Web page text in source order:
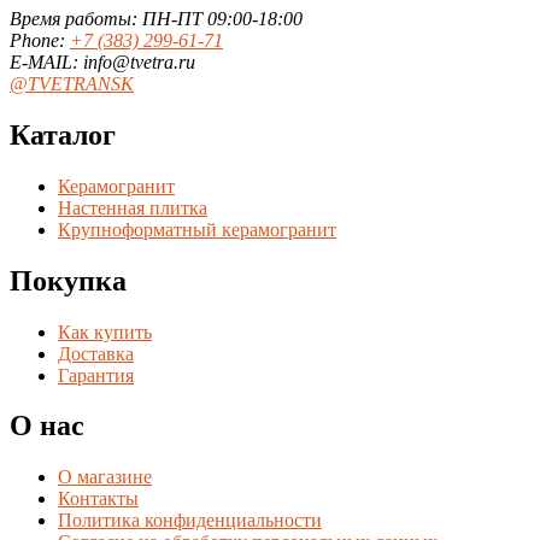
Время работы: ПН-ПТ 09:00-18:00
Phone: +7 (383) 299-61-71
E-MAIL: info@tvetra.ru
@TVETRANSK
Каталог
Керамогранит
Настенная плитка
Крупноформатный керамогранит
Покупка
Как купить
Доставка
Гарантия
О нас
О магазине
Контакты
Политика конфиденциальности